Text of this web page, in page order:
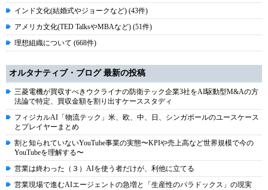
インド文化(結婚式やジョークなど) (43件)
アメリカ文化(TED TalksやMBAなど) (51件)
理想組織について (668件)
オルタナティブ・ブログ 最新の投稿
三菱電機が買収すべきウクライナの防衛テック企業3社をAI駆動型M&Aの方
法論で特定、買収金額を割り出すケーススタディ
フィジカルAI「物流テック」米、欧、中、日、シンガポールのユースケース
とプレイヤーまとめ
割と知られていないYouTube事業の実態〜KPIや売上高など世界規模で今の
YouTubeを理解する〜
営業は終わった（３）AIを使う者だけが、利他に立てる
営業現場で進むAIエージェントの急増と「生産性のパラドックス」の現実